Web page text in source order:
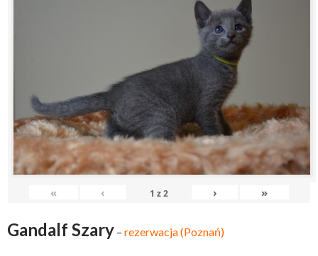
« ‹ 1 z2 › »
Gandalf Szary – rezerwacja (Poznań)